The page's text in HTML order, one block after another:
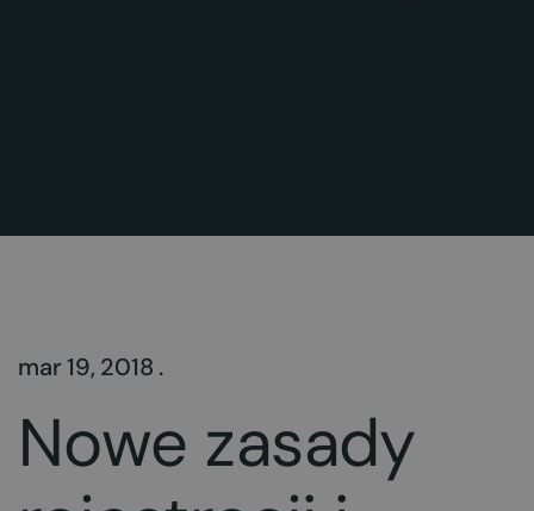
mar 19, 2018 .
Nowe zasady